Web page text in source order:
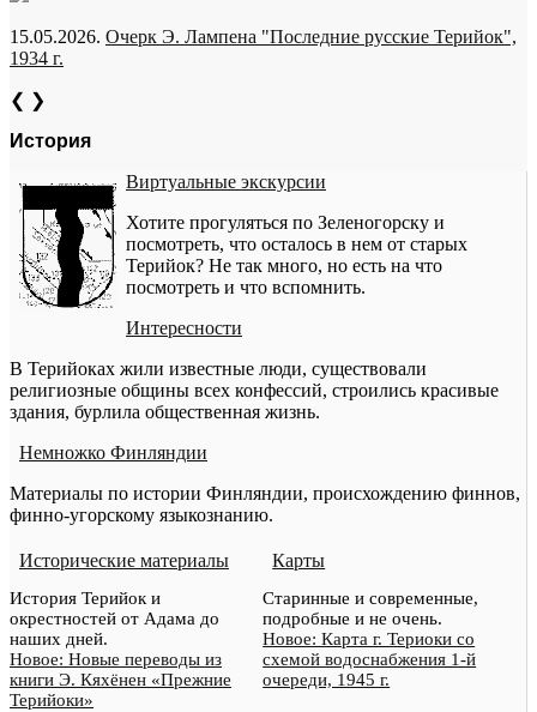
15.05.2026. Очерк Э. Лампена "Последние русские Терийок",
1934 г.
❮ ❯
История
Виртуальные экскурсии
Хотите прогуляться по Зеленогорску и
посмотреть, что осталось в нем от старых
Терийок? Не так много, но есть на что
посмотреть и что вспомнить.
Интересности
В Терийоках жили известные люди, существовали
религиозные общины всех конфессий, строились красивые
здания, бурлила общественная жизнь.
Немножко Финляндии
Материалы по истории Финляндии, происхождению финнов,
финно-угорскому языкознанию.
Исторические материалы
История Терийок и
окрестностей от Адама до
наших дней.
Новое: Новые переводы из
книги Э. Кяхёнен «Прежние
Терийоки»
Карты
Старинные и современные,
подробные и не очень.
Новое: Карта г. Териоки со
схемой водоснабжения 1-й
очереди, 1945 г.